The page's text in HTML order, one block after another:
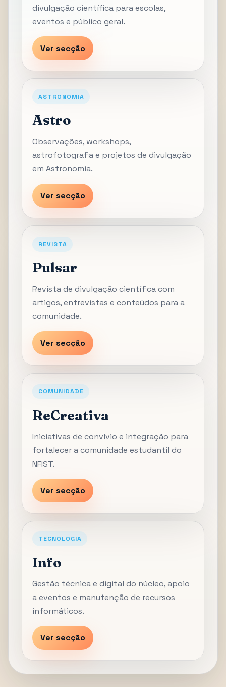
divulgação científica para escolas,
eventos e público geral.
Ver secção
ASTRONOMIA
Astro
Observações, workshops,
astrofotografia e projetos de divulgação
em Astronomia.
Ver secção
REVISTA
Pulsar
Revista de divulgação científica com
artigos, entrevistas e conteúdos para a
comunidade.
Ver secção
COMUNIDADE
ReCreativa
Iniciativas de convívio e integração para
fortalecer a comunidade estudantil do
NFIST.
Ver secção
TECNOLOGIA
Info
Gestão técnica e digital do núcleo, apoio
a eventos e manutenção de recursos
informáticos.
Ver secção